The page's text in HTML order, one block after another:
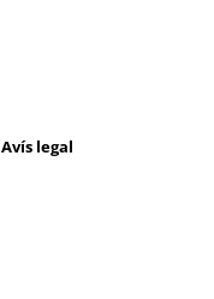
Avís legal